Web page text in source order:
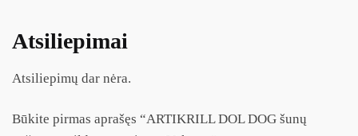
Atsiliepimai
Atsiliepimų dar nėra.
Būkite pirmas aprašęs “ARTIKRILL DOL DOG šunų